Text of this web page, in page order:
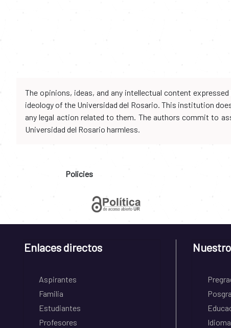
The opinions, ideas, and any intellectual content
ideology of the Universidad del Rosario. This institution
any legal action related to them. The authors commit to
Universidad del Rosario harmless.
Policies
Enlaces directos
Aspirantes
Familia
Estudiantes
Profesores